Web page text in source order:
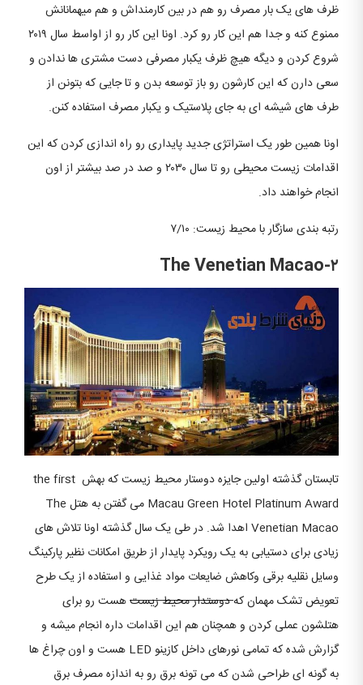
ظرف های یک بار مصرف رو هم در بین کارمنداش و هم میهمانانش
ممنوع کنه و جدا هم این کار رو کرد. اونا این کار رو از اواسط سال ۲۰۱۹
شروع کردن و دیگه هیچ ظرف یکبار مصرفی دست مشتری ها ندادن و
سعی دارن که این کارشون رو باز توسعه بدن و تا جایی که بتونن از
طرف های شیشه ای به جای پلاستیک و یکبار مصرف استفاده کنن.
اونا همین طور یک استراتژی جدید پایداری رو راه اندازی کردن که این
اقدامات زیست محیطی رو تا سال ۲۰۳۰ و صد در صد بیشتر از اون
انجام خواهند داد.
رتبه بندی سازگار با محیط زیست: ۷/۱۰
The Venetian Macao-۲
تابستان گذشته اولین جایزه دوستار محیط زیست که بهش the first
Macau Green Hotel Platinum Award می گفتن به هتل The
Venetian Macao اهدا شد. در طی یک سال گذشته اونا تلاش های
زیادی برای دستیابی به یک رویکرد پایدار از طریق امکانات نظیر پارکینگ
وسایل نقلیه برقی وکاهش ضایعات مواد غذایی و استفاده از یک طرح
تعویض تشک مهمان کهدوستدار محیط زیستهست رو برای
هتلشون عملی کردن و همچنان هم این اقدامات داره انجام میشه و
گزارش شده که تمامی نورهای داخل کازینو LED هست و اون چراغ ها
به گونه ای طراحی شدن که می تونه برق رو به اندازه مصرف برق